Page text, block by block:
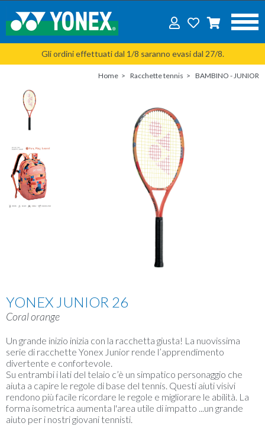
Gli ordini effettuati dal 1/8 saranno evasi dal 27/8.
Home Racchette tennis BAMBINO - JUNIOR
YONEX JUNIOR 26
Coral orange
Un grande inizio inizia con la racchetta giusta! La nuovissima
serie di racchette Yonex Junior rende l’apprendimento
divertente e confortevole.
Su entrambi i lati del telaio c’è un simpatico personaggio che
aiuta a capire le regole di base del tennis. Questi aiuti visivi
rendono più facile ricordare le regole e migliorare le abilità. La
forma isometrica aumenta l'area utile di impatto ...un grande
aiuto per i nostri giovani tennisti.